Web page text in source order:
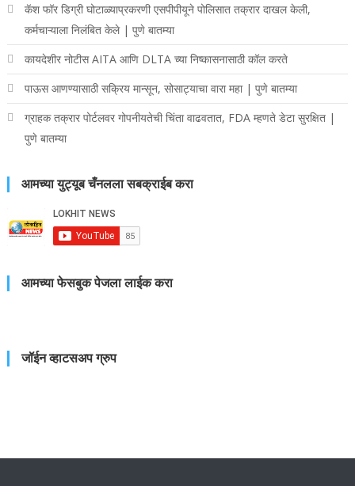
कॅश फॉर डिग्री घोटाळ्याप्रकरणी एसपीपीयूने पोलिसात तक्रार दाखल केली,
कर्मचाऱ्याला निलंबित केले | पुणे बातम्या
कायदेशीर नोटीस AITA आणि DLTA च्या निष्कासनासाठी कॉल करते
पाऊस आणण्यासाठी सक्रिय मान्सून, सोसाट्याचा वारा महा | पुणे बातम्या
ग्राहक तक्रार पोर्टलवर गोपनीयतेची चिंता वाढवतात, FDA म्हणते डेटा सुरक्षित |
पुणे बातम्या
आमच्या युट्यूब चँनलला सबक्राईब करा
आमच्या फेसबुक पेजला लाईक करा
जॉईन व्हाटसअप ग्रुप